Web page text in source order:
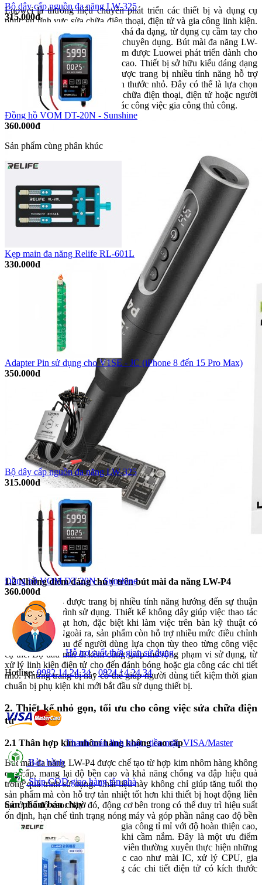
Luowei là thương hiệu chuyên phát triển các thiết bị và dụng cụ
phục vụ lĩnh vực sửa chữa điện thoại, điện tử và gia công linh kiện.
Danh mục sản phẩm của hãng khá đa dạng, từ dụng cụ cầm tay cho
đến các thiết bị hỗ trợ kỹ thuật chuyên dụng. Bút mài đa năng LW-
P4 là một trong những sản phẩm được Luowei phát triển dành cho
các công việc yêu cầu độ tỉ mỉ cao. Thiết bị sở hữu kiểu dáng dạng
bút, kích thước gọn gàng và được trang bị nhiều tính năng hỗ trợ
thao tác trên các chi tiết có kích thước nhỏ. Đây có thể là lựa chọn
phù hợp cho kỹ thuật viên sửa chữa điện thoại, điện tử hoặc người
dùng thường xuyên thực hiện các công việc gia công thủ công.
1.2 Những điểm đáng chú ý trên bút mài đa năng LW-P4
Bút mài LW-P4 được trang bị nhiều tính năng hướng đến sự thuận
tiện trong quá trình sử dụng. Thiết kế không dây giúp việc thao tác
trở nên linh hoạt hơn, đặc biệt khi làm việc trên bàn kỹ thuật có
nhiều thiết bị. Ngoài ra, sản phẩm còn hỗ trợ nhiều mức điều chỉnh
tốc độ khác nhau để người dùng lựa chọn tùy theo từng công việc
cụ thể. Bộ đầu mài đi kèm cũng giúp mở rộng phạm vi sử dụng, từ
xử lý linh kiện điện tử cho đến đánh bóng hoặc gia công các chi tiết
nhỏ. Những trang bị này có thể giúp người dùng tiết kiệm thời gian
chuẩn bị phụ kiện khi mới bắt đầu sử dụng thiết bị.
2. Thiết kế nhỏ gọn, tối ưu cho công việc sửa chữa điện
tử
2.1 Thân hợp kim nhôm hàng không cao cấp
Bút mài đa năng LW-P4 được chế tạo từ hợp kim nhôm hàng không
cao cấp, mang lại độ bền cao và khả năng chống va đập hiệu quả
trong quá trình sử dụng. Chất liệu này không chỉ giúp tăng tuổi thọ
sản phẩm mà còn hỗ trợ tản nhiệt tốt hơn khi thiết bị hoạt động liên
tục ở tốc độ cao. Nhờ đó, động cơ bên trong có thể duy trì hiệu suất
ổn định, hạn chế tình trạng nóng máy và góp phần nâng cao độ bền
lâu dài. Bề mặt thân máy được gia công tỉ mỉ với độ hoàn thiện cao,
mang lại cảm giác chắc chắn khi cầm nắm. Đây là một ưu điểm
quan trọng đối với các kỹ thuật viên thường xuyên thực hiện những
công việc đòi hỏi độ chính xác cao như mài IC, xử lý CPU, gia
công bo mạch hoặc đánh bóng các chi tiết điện tử có kích thước
Bộ dây cấp nguồn đa năng LW-325
315.000đ
Đồng hồ VOM DT-20N - Sunshine
360.000đ
Sản phẩm cùng phân khúc
Kẹp main đa năng Relife RL-601L
330.000đ
Adapter Pin sử dụng cho V1SE - JC (iPhone 8 đến 15 Pro Max)
350.000đ
Bộ dây cấp nguồn đa năng LW-325
315.000đ
Đồng hồ VOM DT-20N - Sunshine
360.000đ
Hỗ trợ suốt thời gian sử dụng
Hotline:0982.14.24.34-0824.14.24.34
Thanh toán linh hoạt : tiền mặt, VISA/Master
Bảo hành
Ship COD giao hàng tận nhà
Sản phẩm bán chạy